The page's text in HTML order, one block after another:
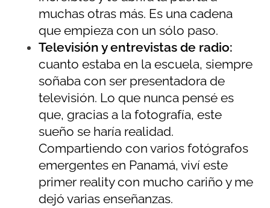
muchas otras más. Es una cadena
que empieza con un sólo paso.
Televisión y entrevistas de radio:
cuanto estaba en la escuela, siempre
soñaba con ser presentadora de
televisión. Lo que nunca pensé es
que, gracias a la fotografía, este
sueño se haría realidad.
Compartiendo con varios fotógrafos
emergentes en Panamá, viví este
primer reality con mucho cariño y me
dejó varias enseñanzas.